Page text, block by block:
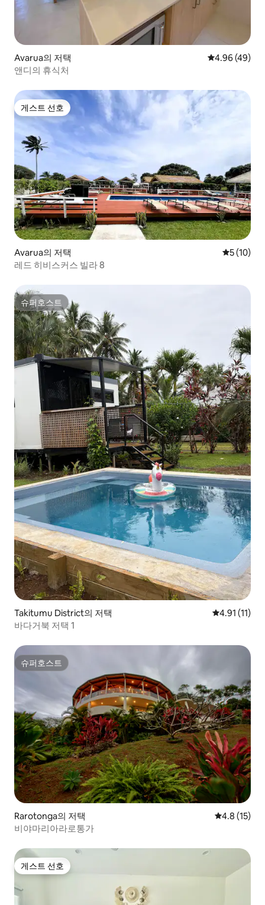
Avarua의 저택 평점 4.96점(5
4.96 (49)
앤디의 휴식처
게스트 선호
게스트 선호
Avarua의 저택 평점 5점
5 (10)
레드 히비스커스 빌라 8
슈퍼호스트
슈퍼호스트
Takitumu District의 저택 평점 4.91점
4.91 (11)
바다거북 저택 1
슈퍼호스트
슈퍼호스트
Rarotonga의 저택 평점 4.8점
4.8 (15)
비야마리아라로통가
게스트 선호
게스트 선호